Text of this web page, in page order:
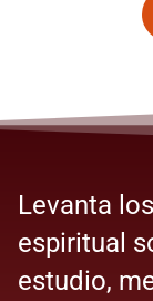
Levanta
espiritual
estudio,